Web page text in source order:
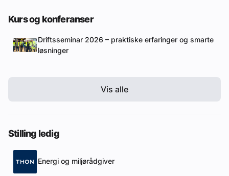
Kurs og konferanser
Driftsseminar 2026 – praktiske erfaringer og smarte
løsninger
Vis alle
Stilling ledig
Energi og miljørådgiver